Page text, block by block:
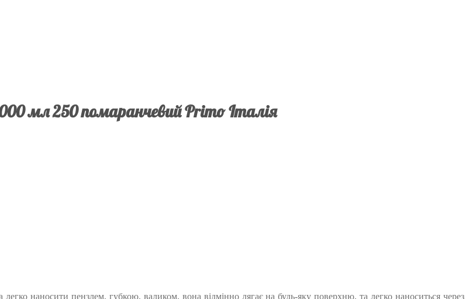
мл 250 помаранчевий Primo Італія
наносити пензлем, губкою, валиком, вона відмінно лягає на будь-яку поверхню, та легко наноситься через